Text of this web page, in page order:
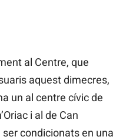
al Centre, que
aquest dimecres,
un al centre cívic de
i al de Can
condicionats en una